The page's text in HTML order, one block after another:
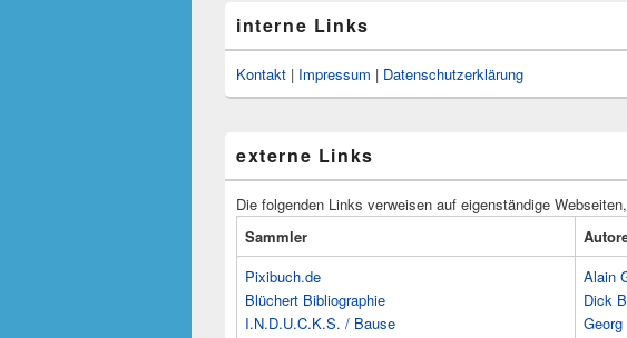
interne Links
Kontakt | Impressum | Datenschutzerklärung
externe Links
Die folgenden Links verweisen auf eigenständige
Sammler
Pixibuch.de
Blüchert Bibliographie
I.N.D.U.C.K.S. / Bause
Alain
Dick